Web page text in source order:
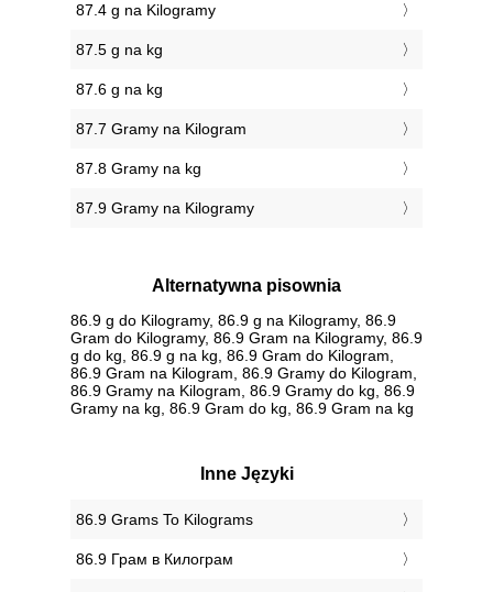
87.4 g na Kilogramy
87.5 g na kg
87.6 g na kg
87.7 Gramy na Kilogram
87.8 Gramy na kg
87.9 Gramy na Kilogramy
Alternatywna pisownia
86.9 g do Kilogramy, 86.9 g na Kilogramy, 86.9
Gram do Kilogramy, 86.9 Gram na Kilogramy, 86.9
g do kg, 86.9 g na kg, 86.9 Gram do Kilogram,
86.9 Gram na Kilogram, 86.9 Gramy do Kilogram,
86.9 Gramy na Kilogram, 86.9 Gramy do kg, 86.9
Gramy na kg, 86.9 Gram do kg, 86.9 Gram na kg
Inne Języki
‎86.9 Grams To Kilograms
‎86.9 Грам в Килограм